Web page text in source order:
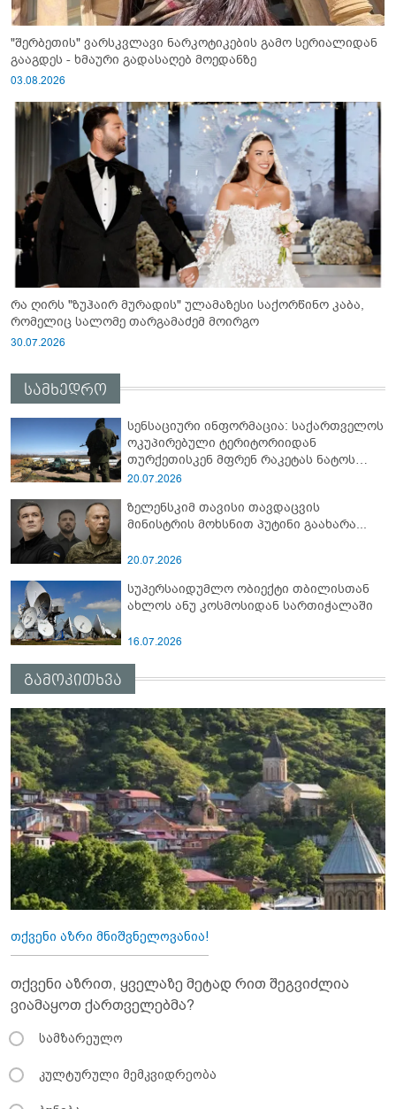
"შერბეთის" ვარსკვლავი ნარკოტიკების გამო სერიალიდან
გააგდეს - ხმაური გადასაღებ მოედანზე
03.08.2026
რა ღირს "ზუჰაირ მურადის" ულამაზესი საქორწინო კაბა,
რომელიც სალომე თარგამაძემ მოირგო
30.07.2026
სამხედრო
სენსაციური ინფორმაცია: საქართველოს
ოკუპირებული ტერიტორიიდან
თურქეთისკენ მფრენ რაკეტას ნატოს
სამიტი კინაღამ ჩაუშლია
20.07.2026
ზელენსკიმ თავისი თავდაცვის
მინისტრის მოხსნით პუტინი გაახარა...
20.07.2026
სუპერსაიდუმლო ობიექტი თბილისთან
ახლოს ანუ კოსმოსიდან სართიჭალაში
16.07.2026
გამოკითხვა
თქვენი აზრი მნიშვნელოვანია!
თქვენი აზრით, ყველაზე მეტად რით შეგვიძლია
ვიამაყოთ ქართველებმა?
სამზარეულო
კულტურული მემკვიდრეობა